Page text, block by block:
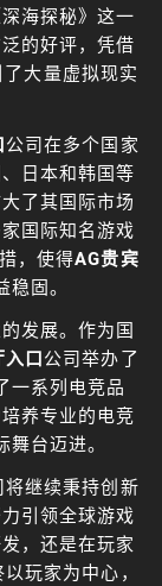
海探秘》这一
的好评，凭借
大量虚拟现实
公司在多个国家
日本和韩国等
了其国际市场
国际知名游戏
，使得AG贵宾
固。
发展。作为国
入口公司举办了
一系列电竞品
养专业的电竞
台迈进。
将继续秉持创新
引领全球游戏
，还是在玩家
玩家为中心，